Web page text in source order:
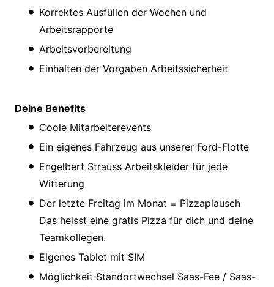
Korrektes Ausfüllen der Wochen und
Arbeitsrapporte
Arbeitsvorbereitung
Einhalten der Vorgaben Arbeitssicherheit
Deine Benefits
Coole Mitarbeiterevents
Ein eigenes Fahrzeug aus unserer Ford-Flotte
Engelbert Strauss Arbeitskleider für jede
Witterung
Der letzte Freitag im Monat = Pizzaplausch
Das heisst eine gratis Pizza für dich und deine
Teamkollegen.
Eigenes Tablet mit SIM
Möglichkeit Standortwechsel Saas-Fee / Saas-